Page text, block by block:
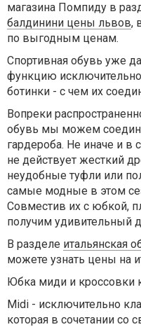
магазина Помпиду в
балдинини цены львов,
по выгодным ценам.
Спортивная обувь уже
функцию
ботинки - с чем их
Вопреки
обувь мы можем
гардероба. Не иначе и в
не действует жесткий
неудобные туфли или
самые модные в этом
Совместив их с юбкой,
получим удивительный
В разделе итальянская
можете узнать цены на
Юбка миди и кроссовки
Midi - исключительно
которая в сочетании со